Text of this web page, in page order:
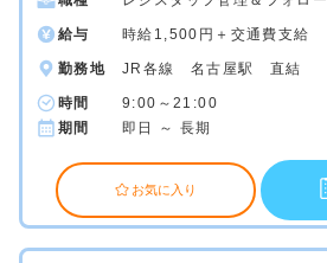
給与 時給1,500円＋交通費支給
勤務地 JR各線 名古屋駅 直結
時間
9:00～21:00
期間
即日 ～ 長期
お気に入り